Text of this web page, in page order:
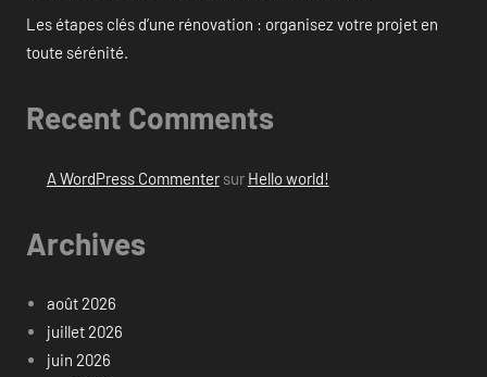
Les étapes clés d’une rénovation : organisez votre projet en
toute sérénité.
Recent Comments
A WordPress Commentersur Hello world!
Archives
août 2026
juillet 2026
juin 2026